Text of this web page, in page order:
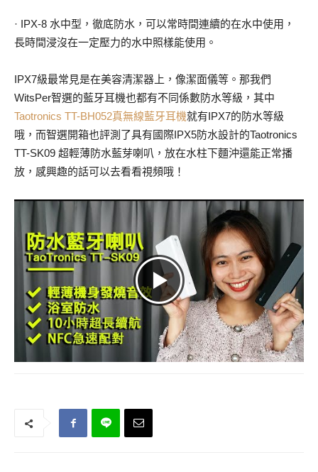
· IPX-8 水中型，徹底防水，可以常時間連續的在水中使用，
長時間浸沒在一定壓力的水中照樣能使用。
IPX7級最常見是在美容清潔器上，像潔面儀等。那我們
WitsPer智選的藍牙耳機也都有不同係數防水等級，其中
Taotronics TT-BH052真無線藍牙耳機就有IPX7的防水等級
哦，而智選開箱也評測了具有國際IPX5防水設計的Taotronics
TT-SK09 超輕薄防水藍芽喇叭，放在水柱下麵沖還能正常播
放，感興趣的話可以去看看視頻哦！